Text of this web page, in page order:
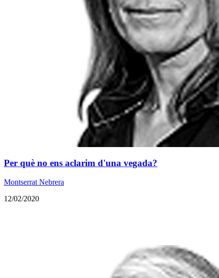
​Per què no ens aclarim d'una vegada?
Montserrat Nebrera
12/02/2020